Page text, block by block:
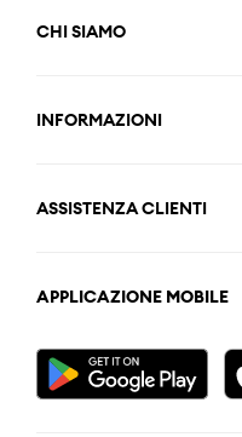
CHI SIAMO
INFORMAZIONI
ASSISTENZA CLIENTI
APPLICAZIONE MOBILE